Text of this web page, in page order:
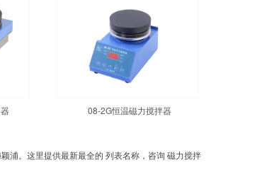
08-2G恒温磁力搅拌器
浦。这里提供最新最全的 列表名称，咨询 磁力搅拌